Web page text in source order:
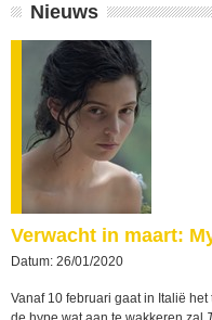
Nieuws
Verwacht in maart:
Datum: 26/01/2020
Vanaf 10 februari gaat in Italië